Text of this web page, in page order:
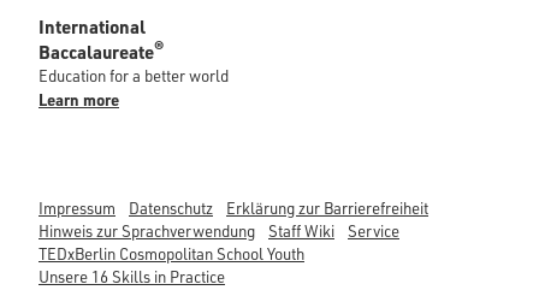
International
Baccalaureate®
Education for a better world
Learn more
Impressum Datenschutz
Erklärung zur Barrierefreiheit
Hinweis zur Sprachverwendung
Staff Wiki
Service
TEDxBerlin Cosmopolitan School Youth
Unsere 16 Skills in Practice